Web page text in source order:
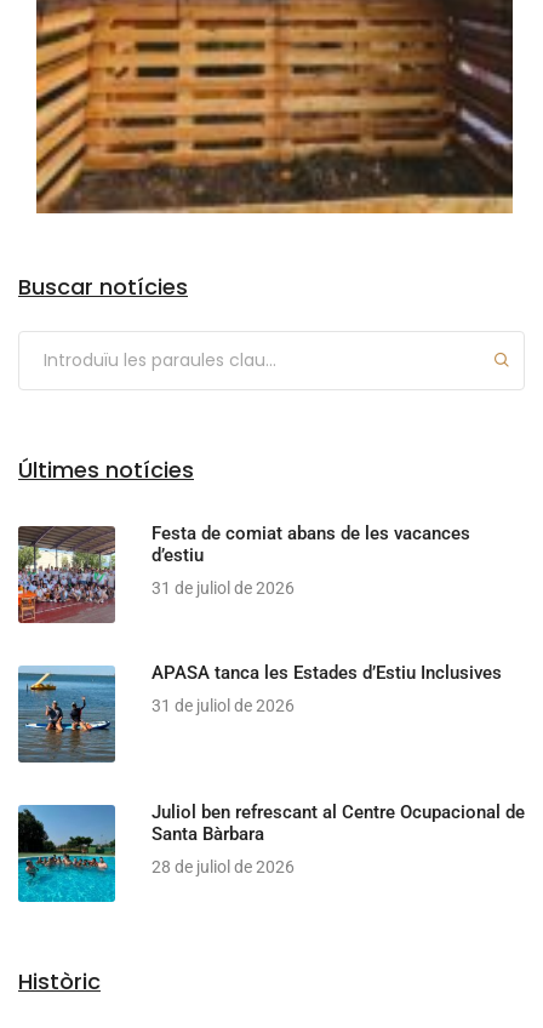
Buscar notícies
Últimes notícies
Festa de comiat abans de les vacances
d’estiu
31 de juliol de 2026
APASA tanca les Estades d’Estiu Inclusives
31 de juliol de 2026
Juliol ben refrescant al Centre Ocupacional de
Santa Bàrbara
28 de juliol de 2026
Històric